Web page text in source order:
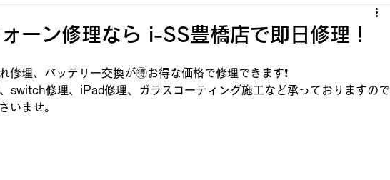
ーン修理なら i-SS豊橋店で即日修理！
修理、バッテリー交換が🉐お得な価格で修理できます❗️
switch修理、iPad修理、ガラスコーティング施工など承っておりますので
いませ。